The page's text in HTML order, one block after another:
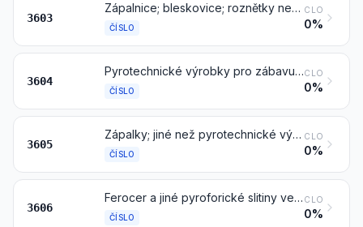
3603
Zápalnice; bleskovice; roznětky nebo rozbušky; zažehovače; elektrické rozbušky
ČÍSLO
CLO
0%
3604
Pyrotechnické výrobky pro zábavu, signalizační světlice, dešťové rakety, mlhové signály a ostatní pyrotechnické výrobky
ČÍSLO
CLO
0%
3605
Zápalky; jiné než pyrotechnické výrobky čísla 3604
ČÍSLO
CLO
0%
3606
Ferocer a jiné pyroforické slitiny ve všech formách; výrobky z hořlavých materiálů specifikovaných v poznámce 2 k této kapitole
ČÍSLO
CLO
0%